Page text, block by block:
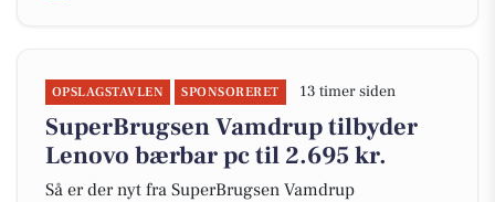
OPSLAGSTAVLEN SPONSORERET 13 timer siden
SuperBrugsen Vamdrup tilbyder
Lenovo bærbar pc til 2.695 kr.
Så er der nyt fra SuperBrugsen Vamdrup